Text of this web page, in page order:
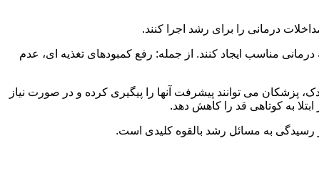
درمانی را برای رشد اجرا کنند.
مناسب ایجاد کنند. از جمله: رفع کمبودهای تغذیه ای، عدم
پزشکان می توانند پیشرفت آنها را پیگیری کرده و در صورت نیاز
به کوتاهی قد را کاهش دهد.
رسیدگی به مسائل رشد بالقوه کلیدی است.